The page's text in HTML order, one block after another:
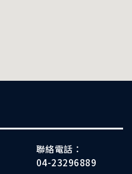
聯絡電話：
04-23296889